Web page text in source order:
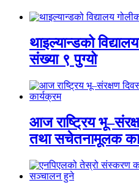
थाइल्यान्डको
संख्या ९ पुग्यो
आज राष्ट्रिय
तथा सचेतनामूलक